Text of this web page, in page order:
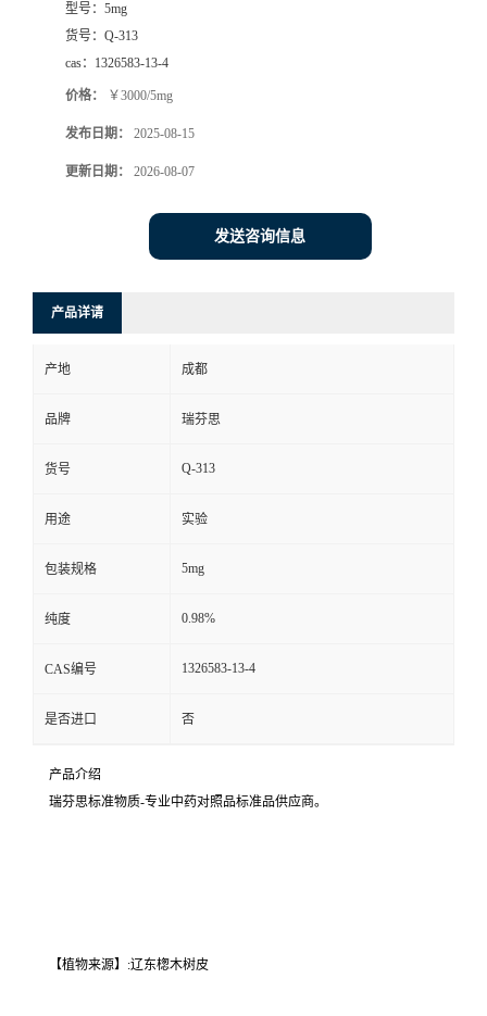
型号： 5mg
货号： Q-313
cas： 1326583-13-4
价格： ￥3000/5mg
发布日期： 2025-08-15
更新日期： 2026-08-07
发送咨询信息
产品详请
产地 成都
品牌 瑞芬思
货号 Q-313
用途 实验
包装规格 5mg
纯度 0.98%
CAS编号 1326583-13-4
是否进口 否
产品介绍
瑞芬思标准物质-专业中药对照品标准品供应商。
【植物来源】:辽东楤木树皮